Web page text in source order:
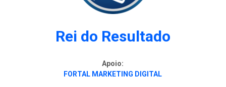
Rei do Resultado
Apoio:
FORTAL MARKETING DIGITAL